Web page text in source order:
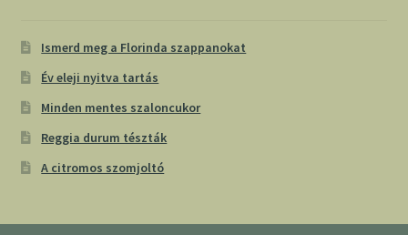
Ismerd meg a Florinda szappanokat
Év eleji nyitva tartás
Minden mentes szaloncukor
Reggia durum tészták
A citromos szomjoltó